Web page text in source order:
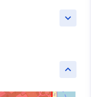
keyboard_arrow_down
keyboard_arrow_up